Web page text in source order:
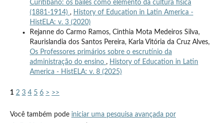
Curitibano: os bailes como elemento da cultura física
(1881-1914) , History of Education in Latin America -
HistELA: v. 3 (2020)
Rejanne do Carmo Ramos, Cinthia Mota Medeiros Silva,
Raurislandia dos Santos Pereira, Karla Vitória da Cruz Alves,
Os Professores primários sobre o escrutínio da
administração do ensino , History of Education in Latin
America - HistELA: v. 8 (2025)
1 2 3 4 5 6 > >>
Você também pode iniciar uma pesquisa avançada por